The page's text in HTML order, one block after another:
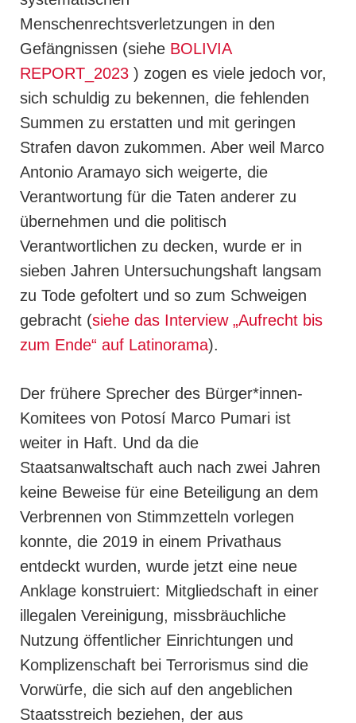
Menschenrechtsverletzungen in den
Gefängnissen (siehe BOLIVIA
REPORT_2023 ) zogen es viele jedoch vor,
sich schuldig zu bekennen, die fehlenden
Summen zu erstatten und mit geringen
Strafen davon zukommen. Aber weil Marco
Antonio Aramayo sich weigerte, die
Verantwortung für die Taten anderer zu
übernehmen und die politisch
Verantwortlichen zu decken, wurde er in
sieben Jahren Untersuchungshaft langsam
zu Tode gefoltert und so zum Schweigen
gebracht (siehe das Interview „Aufrecht bis
zum Ende“ auf Latinorama).
Der frühere Sprecher des Bürger*innen-
Komitees von Potosí Marco Pumari ist
weiter in Haft. Und da die
Staatsanwaltschaft auch nach zwei Jahren
keine Beweise für eine Beteiligung an dem
Verbrennen von Stimmzetteln vorlegen
konnte, die 2019 in einem Privathaus
entdeckt wurden, wurde jetzt eine neue
Anklage konstruiert: Mitgliedschaft in einer
illegalen Vereinigung, missbräuchliche
Nutzung öffentlicher Einrichtungen und
Komplizenschaft bei Terrorismus sind die
Vorwürfe, die sich auf den angeblichen
Staatsstreich beziehen, der aus